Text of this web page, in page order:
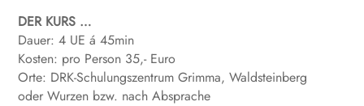
DER KURS …
Dauer: 4 UE á 45min
Kosten: pro Person 35,- Euro
Orte: DRK-Schulungszentrum Grimma, Waldsteinberg
oder Wurzen bzw. nach Absprache